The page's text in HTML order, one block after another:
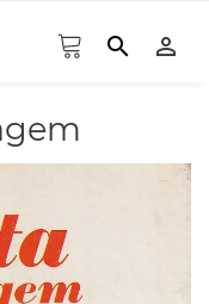
search person_outline